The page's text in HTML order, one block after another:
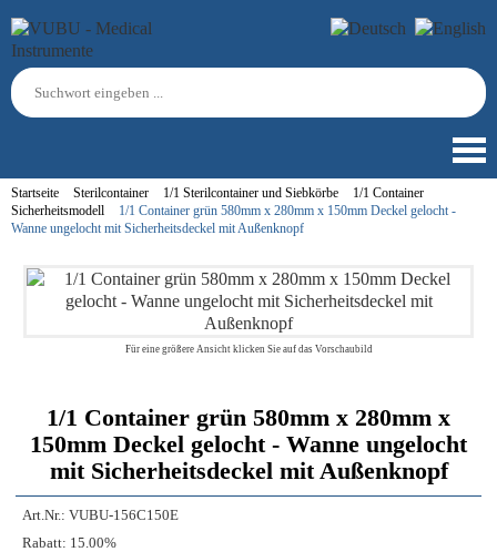
Startseite Sterilcontainer 1/1 Sterilcontainer und Siebkörbe
1/1 Container
Sicherheitsmodell
1/1 Container grün 580mm x 280mm x 150mm Deckel gelocht -
Wanne ungelocht mit Sicherheitsdeckel mit Außenknopf
Für eine größere Ansicht klicken Sie auf das Vorschaubild
1/1 Container grün 580mm x 280mm x
150mm Deckel gelocht - Wanne ungelocht
mit Sicherheitsdeckel mit Außenknopf
Art.Nr.: VUBU-156C150E
Rabatt: 15.00%